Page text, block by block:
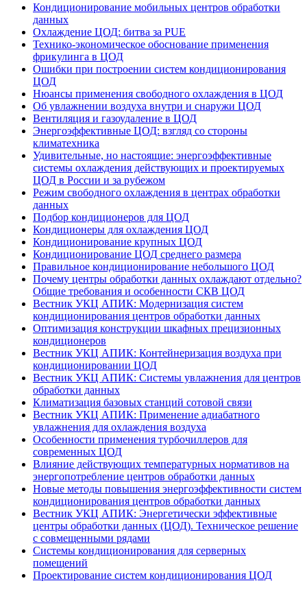
Кондиционирование мобильных центров обработки
данных
Охлаждение ЦОД: битва за PUE
Технико-экономическое обоснование применения
фрикулинга в ЦОД
Ошибки при построении систем кондиционирования
ЦОД
Нюансы применения свободного охлаждения в ЦОД
Об увлажнении воздуха внутри и снаружи ЦОД
Вентиляция и газоудаление в ЦОД
Энергоэффективные ЦОД: взгляд со стороны
климатехника
Удивительные, но настоящие: энергоэффективные
системы охлаждения действующих и проектируемых
ЦОД в России и за рубежом
Режим свободного охлаждения в центрах обработки
данных
Подбор кондиционеров для ЦОД
Кондиционеры для охлаждения ЦОД
Кондиционирование крупных ЦОД
Кондиционирование ЦОД среднего размера
Правильное кондиционирование небольшого ЦОД
Почему центры обработки данных охлаждают отдельно?
Общие требования и особенности СКВ ЦОД
Вестник УКЦ АПИК: Модернизация систем
кондиционирования центров обработки данных
Оптимизация конструкции шкафных прецизионных
кондиционеров
Вестник УКЦ АПИК: Контейнеризация воздуха при
кондиционировании ЦОД
Вестник УКЦ АПИК: Системы увлажнения для центров
обработки данных
Климатизация базовых станций сотовой связи
Вестник УКЦ АПИК: Применение адиабатного
увлажнения для охлаждения воздуха
Особенности применения турбочиллеров для
современных ЦОД
Влияние действующих температурных нормативов на
энергопотребление центров обработки данных
Новые методы повышения энергоэффективности систем
кондиционирования центров обработки данных
Вестник УКЦ АПИК: Энергетически эффективные
центры обработки данных (ЦОД). Техническое решение
с совмещенными рядами
Системы кондиционирования для серверных
помещений
Проектирование систем кондиционирования ЦОД